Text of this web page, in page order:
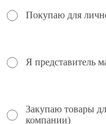
Покупаю для
Я представитель
Закупаю товары
компании)